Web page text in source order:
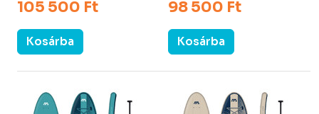
105 500 Ft
Kosárba
98 500 Ft
Kosárba